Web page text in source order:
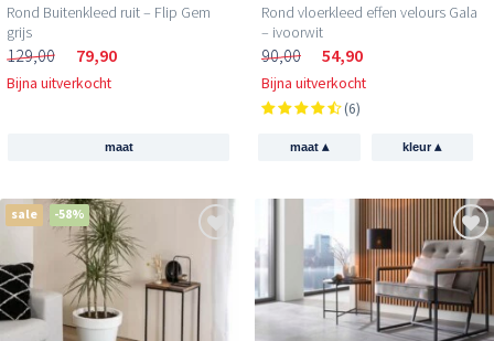
Rond Buitenkleed ruit – Flip Gem
grijs
129,00 79,90
Bijna uitverkocht
maat
Rond vloerkleed effen velours Gala
– ivoorwit
90,00 54,90
Bijna uitverkocht
(6)
maat ▴ kleur▴
sale -58%